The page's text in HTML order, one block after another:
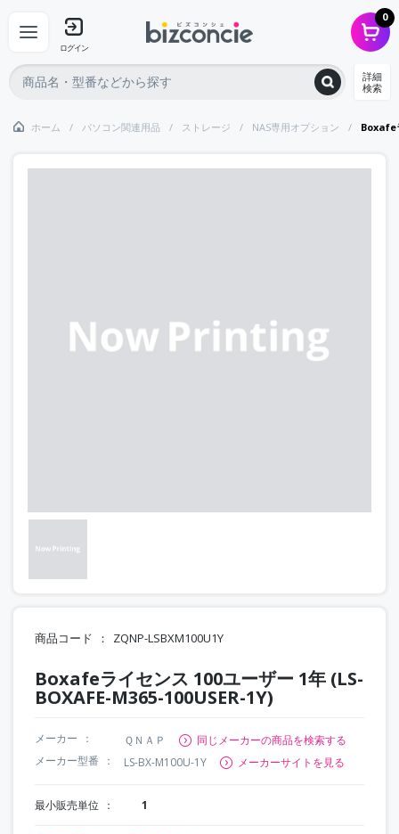
ログイン
0
詳細
検索
ホーム パソコン関連用品 ストレージ NAS専用オプション Boxafe
商品コード ZQNP-LSBXM100U1Y
Boxafeライセンス 100ユーザー 1年 (LS-
BOXAFE-M365-100USER-1Y)
メーカー ＱＮＡＰ
同じメーカーの商品を検索する
メーカー型番
LS-BX-M100U-1Y メーカーサイトを見る
最小販売単位 1